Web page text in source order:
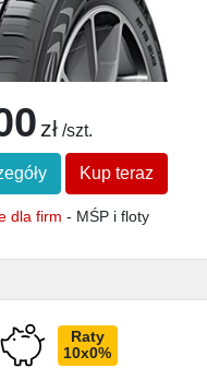
zł /szt.
Kup teraz
dla firm - MŚP i floty
Raty
10x0%